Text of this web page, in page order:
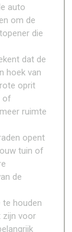
auto
om de
die
dat de
hoek van
oprit
of
ruimte
opent
tuin of
de
te houden
zijn voor